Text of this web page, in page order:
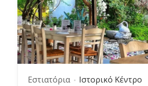
Εστιατόρια
Ιστορικό Κέντρο